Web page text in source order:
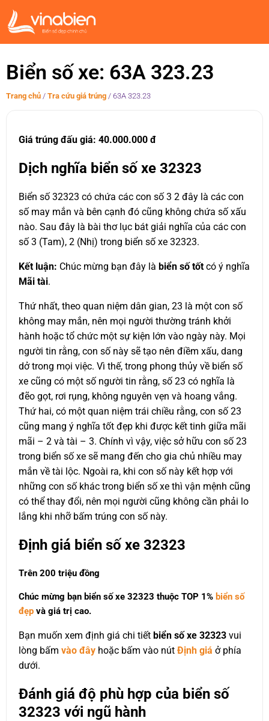
Biển số xe: 63A 323.23
Trang chủ / Tra cứu giá trúng / 63A 323.23
Giá trúng đấu giá: 40.000.000 đ
Dịch nghĩa biển số xe 32323
Biển số 32323 có chứa các con số 3 2 đây là các con
số may mắn và bên cạnh đó cũng không chứa số xấu
nào. Sau đây là bài thơ lục bát giải nghĩa của các con
số 3 (Tam), 2 (Nhị) trong biển số xe 32323.
Kết luận: Chúc mừng bạn đây là biển số tốt có ý nghĩa
Mãi tài.
Thứ nhất, theo quan niệm dân gian, 23 là một con số
không may mắn, nên mọi người thường tránh khởi
hành hoặc tổ chức một sự kiện lớn vào ngày này. Mọi
người tin rằng, con số này sẽ tạo nên điềm xấu, dang
dở trong mọi việc. Vì thế, trong phong thủy về biển số
xe cũng có một số người tin rằng, số 23 có nghĩa là
đẽo gọt, rơi rụng, không nguyên vẹn và hoang vắng.
Thứ hai, có một quan niệm trái chiều rằng, con số 23
cũng mang ý nghĩa tốt đẹp khi được kết tinh giữa mãi
mãi – 2 và tài – 3. Chính vì vậy, việc sở hữu con số 23
trong biển số xe sẽ mang đến cho gia chủ nhiều may
mắn về tài lộc. Ngoài ra, khi con số này kết hợp với
những con số khác trong biển số xe thì vận mệnh cũng
có thể thay đổi, nên mọi người cũng không cần phải lo
lắng khi nhỡ bấm trúng con số này.
Định giá biển số xe 32323
Trên 200 triệu đồng
Chúc mừng bạn biển số xe 32323 thuộc TOP 1% biển số
đẹp và giá trị cao.
Bạn muốn xem định giá chi tiết biển số xe 32323 vui
lòng bấm vào đây hoặc bấm vào nút Định giá ở phía
dưới.
Đánh giá độ phù hợp của biển số
32323 với ngũ hành